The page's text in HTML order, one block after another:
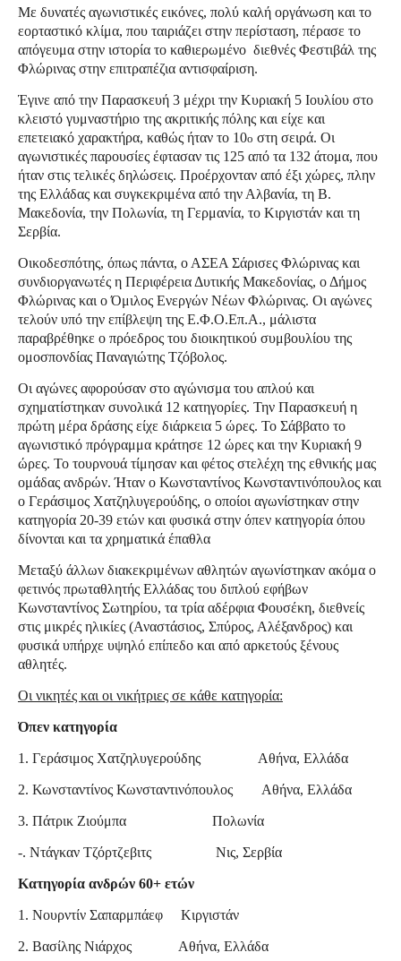
Με δυνατές αγωνιστικές εικόνες, πολύ καλή οργάνωση και το
εορταστικό κλίμα, που ταιριάζει στην περίσταση, πέρασε το
απόγευμα στην ιστορία το καθιερωμένο διεθνές Φεστιβάλ της
Φλώρινας στην επιτραπέζια αντισφαίριση.
Έγινε από την Παρασκευή 3 μέχρι την Κυριακή 5 Ιουλίου στο
κλειστό γυμναστήριο της ακριτικής πόλης και είχε και
επετειακό χαρακτήρα, καθώς ήταν το 10ο στη σειρά. Οι
αγωνιστικές παρουσίες έφτασαν τις 125 από τα 132 άτομα, που
ήταν στις τελικές δηλώσεις. Προέρχονταν από έξι χώρες, πλην
της Ελλάδας και συγκεκριμένα από την Αλβανία, τη Β.
Μακεδονία, την Πολωνία, τη Γερμανία, το Κιργιστάν και τη
Σερβία.
Οικοδεσπότης, όπως πάντα, ο ΑΣΕΑ Σάρισες Φλώρινας και
συνδιοργανωτές η Περιφέρεια Δυτικής Μακεδονίας, ο Δήμος
Φλώρινας και ο Όμιλος Ενεργών Νέων Φλώρινας. Οι αγώνες
τελούν υπό την επίβλεψη της Ε.Φ.Ο.Επ.Α., μάλιστα
παραβρέθηκε ο πρόεδρος του διοικητικού συμβουλίου της
ομοσπονδίας Παναγιώτης Τζόβολος.
Οι αγώνες αφορούσαν στο αγώνισμα του απλού και
σχηματίστηκαν συνολικά 12 κατηγορίες. Την Παρασκευή η
πρώτη μέρα δράσης είχε διάρκεια 5 ώρες. Το Σάββατο το
αγωνιστικό πρόγραμμα κράτησε 12 ώρες και την Κυριακή 9
ώρες. Το τουρνουά τίμησαν και φέτος στελέχη της εθνικής μας
ομάδας ανδρών. Ήταν ο Κωνσταντίνος Κωνσταντινόπουλος και
ο Γεράσιμος Χατζηλυγερούδης, ο οποίοι αγωνίστηκαν στην
κατηγορία 20-39 ετών και φυσικά στην όπεν κατηγορία όπου
δίνονται και τα χρηματικά έπαθλα
Μεταξύ άλλων διακεκριμένων αθλητών αγωνίστηκαν ακόμα ο
φετινός πρωταθλητής Ελλάδας του διπλού εφήβων
Κωνσταντίνος Σωτηρίου, τα τρία αδέρφια Φουσέκη, διεθνείς
στις μικρές ηλικίες (Αναστάσιος, Σπύρος, Αλέξανδρος) και
φυσικά υπήρχε υψηλό επίπεδο και από αρκετούς ξένους
αθλητές.
Οι νικητές και οι νικήτριες σε κάθε κατηγορία:
Όπεν κατηγορία
1. Γεράσιμος Χατζηλυγερούδης Αθήνα, Ελλάδα
2. Κωνσταντίνος Κωνσταντινόπουλος Αθήνα, Ελλάδα
3. Πάτρικ Ζιούμπα Πολωνία
-. Ντάγκαν Τζόρτζεβιτς Νις, Σερβία
Κατηγορία ανδρών 60+ ετών
1. Νουρντίν Σαπαρμπάεφ Κιργιστάν
2. Βασίλης Νιάρχος Αθήνα, Ελλάδα